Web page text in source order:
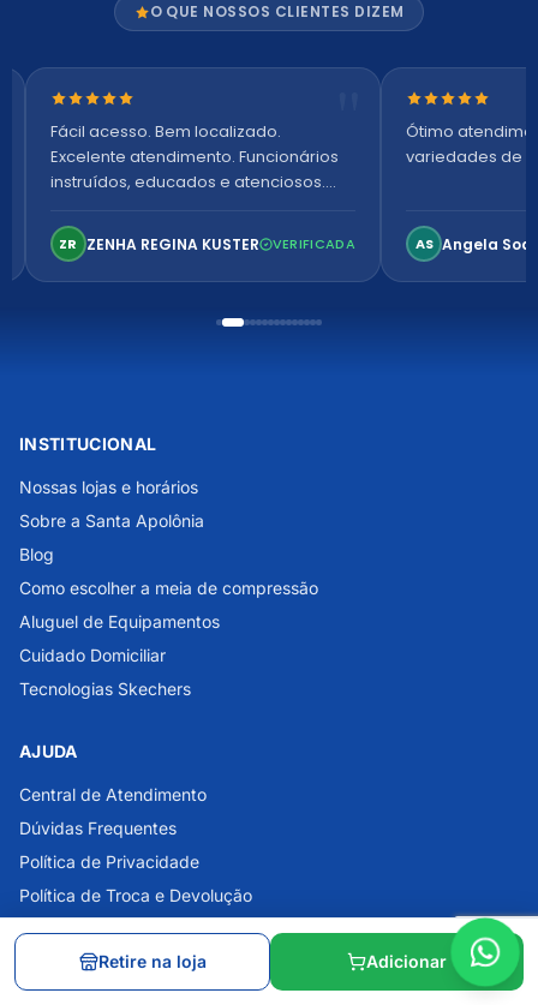
O QUE NOSSOS CLIENTES DIZEM
Nota 5 de 5 estrelas
Fácil acesso. Bem localizado.
Excelente atendimento. Funcionários
instruídos, educados e atenciosos.
confortável. Perfeito!
ZR ZENHA REGINA KUSTER VERIFICADA
Nota 5 de 5
Ótimo
variedades de
AS Angela
INSTITUCIONAL
Nossas lojas e horários
Sobre a Santa Apolônia
Blog
Como escolher a meia de compressão
Aluguel de Equipamentos
Cuidado Domiciliar
Tecnologias Skechers
AJUDA
Central de Atendimento
Dúvidas Frequentes
Política de Privacidade
Política de Troca e Devolução
Trabalhe Conosco
ATENDIMENTO
Retire na loja Adicionar